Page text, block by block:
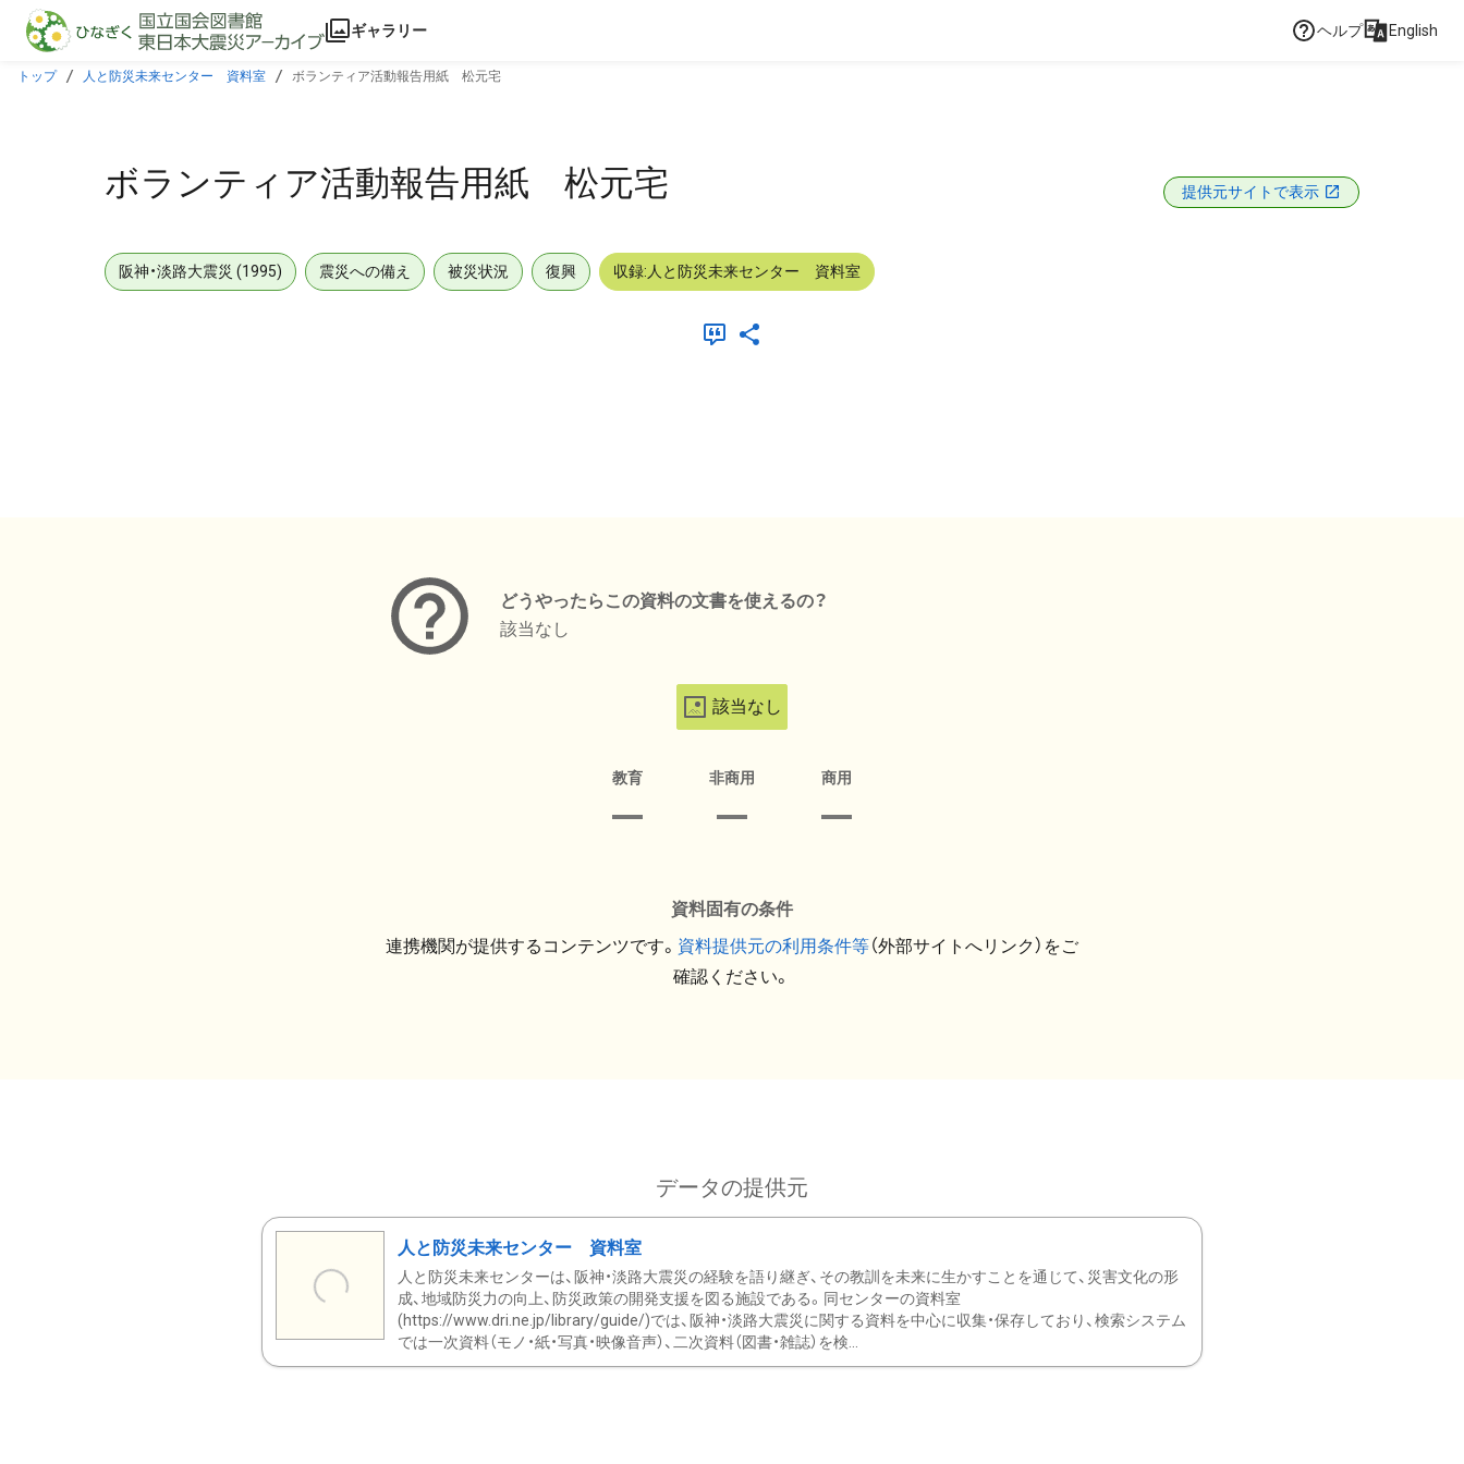
本文に飛ぶ
ギャラリー ヘルプ English
トップ 人と防災未来センター 資料室 ボランティア活動報告用紙 松元宅
ボランティア活動報告用紙 松元宅 提供元サイトで表示
阪神・淡路大震災 (1995) 震災への備え 被災状況 復興 収録:人と防災未来センター 資料室
どうやったらこの資料の文書を使えるの？
該当なし
該当なし
教育 非商用 商用
資料固有の条件
連携機関が提供するコンテンツです。 資料提供元の利用条件等（外部サイトへリンク）をご
確認ください。
データの提供元
人と防災未来センター 資料室
人と防災未来センターは、阪神・淡路大震災の経験を語り継ぎ、その教訓を未来に生かすことを通じて、災害文化の形
成、地域防災力の向上、防災政策の開発支援を図る施設である。同センターの資料室
(https://www.dri.ne.jp/library/guide/)では、阪神・淡路大震災に関する資料を中心に収集・保存しており、検索システム
では一次資料（モノ・紙・写真・映像音声）、二次資料（図書・雑誌）を検...